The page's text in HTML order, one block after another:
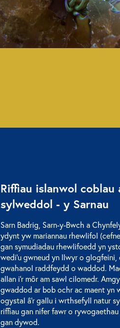
Riffiau islanwol
sylweddol - y Sarnau
Sarn Badrig, Sarn-y-Bwch a
ydynt yw mariannau rhewlifol
gan symudiadau rhewlifoedd yn
wedi’u gwneud yn llwyr o
gwahanol raddfeydd o waddod.
allan i’r môr am sawl cilomedr.
gwaddod ar bob ochr ac maent yn
ogystal â’r gallu i wrthsefyll natur
riffiau gan nifer fawr o
gan dywod.